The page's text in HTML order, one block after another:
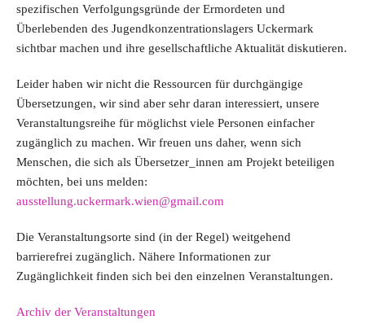
spezifischen Verfolgungsgründe der Ermordeten und
Überlebenden des Jugendkonzentrationslagers Uckermark
sichtbar machen und ihre gesellschaftliche Aktualität diskutieren.
Leider haben wir nicht die Ressourcen für durchgängige
Übersetzungen, wir sind aber sehr daran interessiert, unsere
Veranstaltungsreihe für möglichst viele Personen einfacher
zugänglich zu machen. Wir freuen uns daher, wenn sich
Menschen, die sich als Übersetzer_innen am Projekt beteiligen
möchten, bei uns melden:
ausstellung.uckermark.wien@gmail.com
Die Veranstaltungsorte sind (in der Regel) weitgehend
barrierefrei zugänglich. Nähere Informationen zur
Zugänglichkeit finden sich bei den einzelnen Veranstaltungen.
Archiv der Veranstaltungen